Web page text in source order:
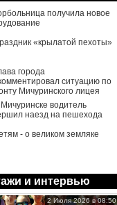
получила новое
«крылатой пехоты»
города
ситуацию по
Мичуринского лицея
водитель
наезд на пешехода
- о великом земляке
и интервью
2 Июля 2026 в 08:50